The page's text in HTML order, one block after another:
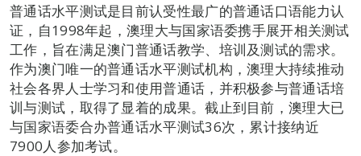
普通话水平测试是目前认受性最广的普通话口语能力认
证，自1998年起，澳理大与国家语委携手展开相关测试
工作，旨在满足澳门普通话教学、培训及测试的需求。
作为澳门唯一的普通话水平测试机构，澳理大持续推动
社会各界人士学习和使用普通话，并积极参与普通话培
训与测试，取得了显着的成果。截止到目前，澳理大已
与国家语委合办普通话水平测试36次，累计接纳近
7900人参加考试。